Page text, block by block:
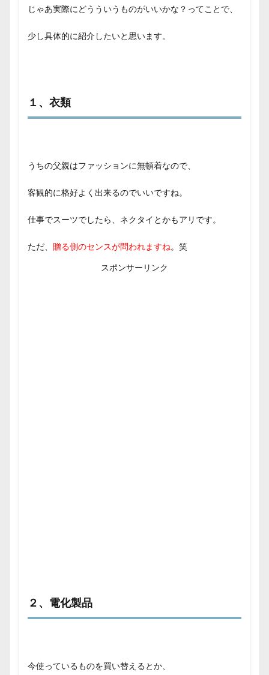
じゃあ実際にどうういうものがいいかな？ってことで、
少し具体的に紹介したいと思います。
１、衣類
うちの父親はファッションに無頓着なので、
客観的に格好よく出来るのでいいですね。
仕事でスーツでしたら、ネクタイとかもアリです。
ただ、 贈る側のセンスが問われますね。笑
スポンサーリンク
２、電化製品
今使っているものを買い替えるとか、